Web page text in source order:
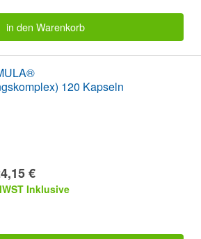
in den Warenkorb
120 Kapseln
€
Inklusive